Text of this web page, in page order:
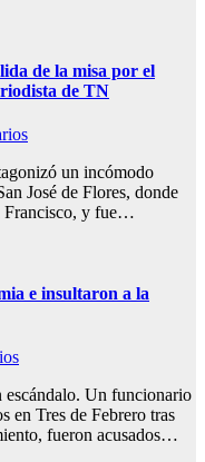
de la misa por el
de TN
un incómodo
José de Flores, donde
Francisco, y fue…
e insultaron a la
Un funcionario
en Tres de Febrero tras
fueron acusados…